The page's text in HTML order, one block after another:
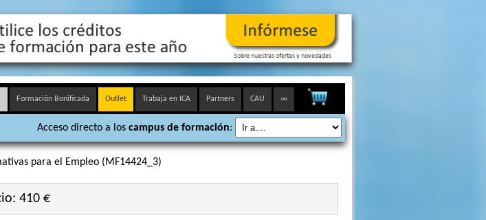
Formación Bonificada Outlet Trabaja en ICA Partners CAU ∞
Acceso directo a los campus de formación:
para el Empleo (MF14424_3)
410 €